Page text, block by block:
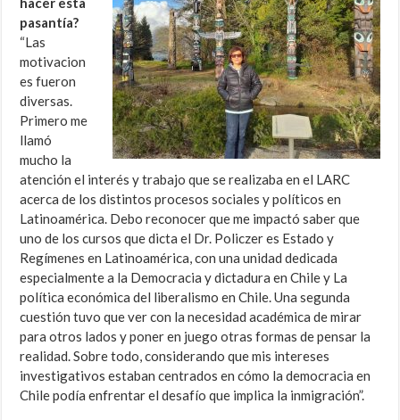
pasantía?
“Las
motivacion
es fueron
diversas.
Primero me
llamó
mucho la
atención el interés y trabajo que se realizaba en el LARC
acerca de los distintos procesos sociales y políticos en
Latinoamérica. Debo reconocer que me impactó saber que
uno de los cursos que dicta el Dr. Policzer es Estado y
Regímenes en Latinoamérica, con una unidad dedicada
especialmente a la Democracia y dictadura en Chile y La
política económica del liberalismo en Chile. Una segunda
cuestión tuvo que ver con la necesidad académica de mirar
para otros lados y poner en juego otras formas de pensar la
realidad. Sobre todo, considerando que mis intereses
investigativos estaban centrados en cómo la democracia en
Chile podía enfrentar el desafío que implica la inmigración”.